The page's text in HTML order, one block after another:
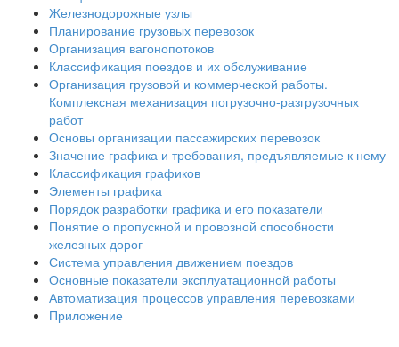
Железнодорожные узлы
Планирование грузовых перевозок
Организация вагонопотоков
Классификация поездов и их обслуживание
Организация грузовой и коммерческой работы.
Комплексная механизация погрузочно-разгрузочных
работ
Основы организации пассажирских перевозок
Значение графика и требования, предъявляемые к нему
Классификация графиков
Элементы графика
Порядок разработки графика и его показатели
Понятие о пропускной и провозной способности
железных дорог
Система управления движением поездов
Основные показатели эксплуатационной работы
Автоматизация процессов управления перевозками
Приложение